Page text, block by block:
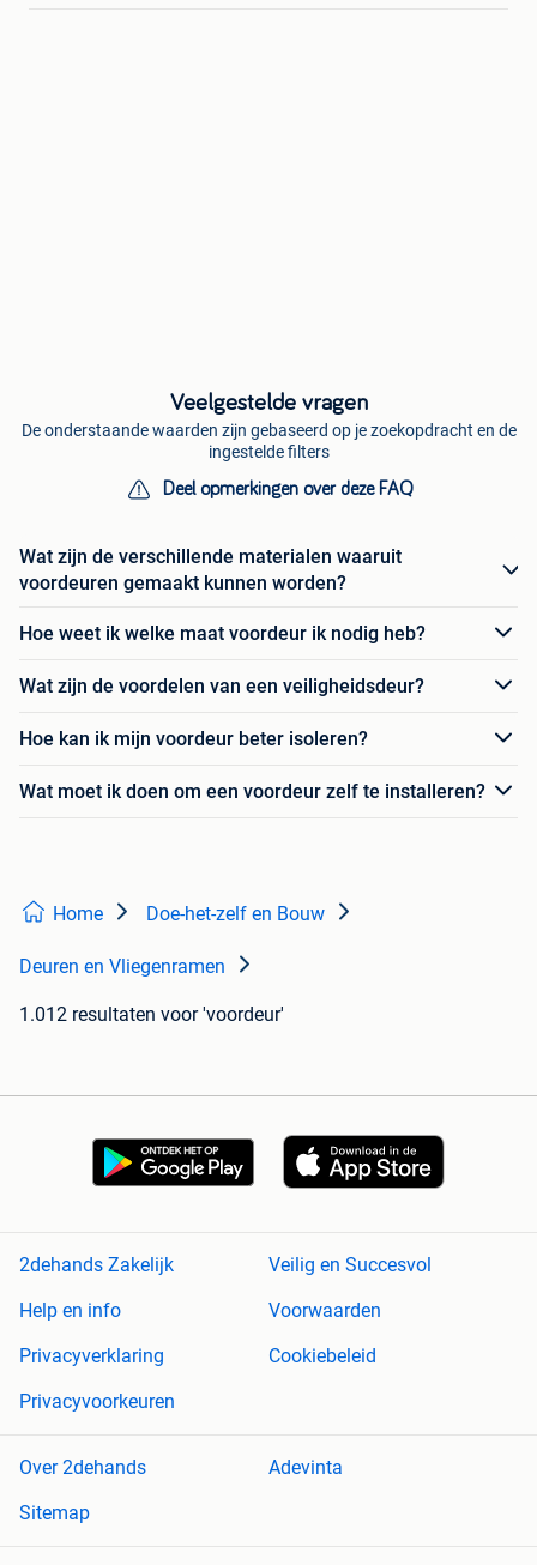
Veelgestelde vragen
De onderstaande waarden zijn gebaseerd op je zoekopdracht en de
ingestelde filters
Deel opmerkingen over deze FAQ
Wat zijn de verschillende materialen waaruit
voordeuren gemaakt kunnen worden?
Hoe weet ik welke maat voordeur ik nodig heb?
Wat zijn de voordelen van een veiligheidsdeur?
Hoe kan ik mijn voordeur beter isoleren?
Wat moet ik doen om een voordeur zelf te installeren?
Home Doe-het-zelf en Bouw
Deuren en Vliegenramen
1.012 resultaten voor 'voordeur'
2dehands Zakelijk
Veilig en Succesvol
Help en info
Voorwaarden
Privacyverklaring
Cookiebeleid
Privacyvoorkeuren
Over 2dehands
Adevinta
Sitemap